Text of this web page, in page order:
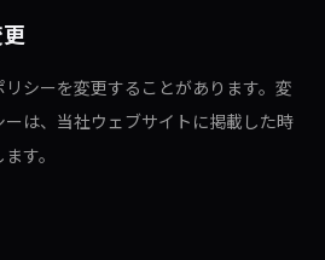
シーを変更することがあります。変
は、当社ウェブサイトに掲載した時
す。